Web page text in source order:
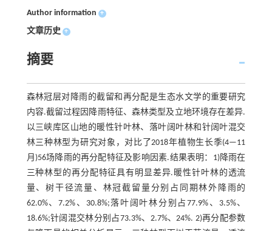
Author information +
文章历史 +
摘要
森林冠层对降雨的截留和再分配是生态水文学的重要研究
内容.截留过程因降雨特征、森林类型及立地环境存在差异.
以三峡库区山地的暖性针叶林、落叶阔叶林和针阔叶混交
林三种林型为研究对象，对比了2018年植物生长季(4—11
月)56场降雨的再分配特征及影响因素.结果表明：1)降雨在
三种林型的再分配特征具有明显差异.暖性针叶林的透流
量、树干径流量、林冠截留量分别占同期林外降雨的
62.0%、7.2%、30.8%;落叶阔叶林分别占77.9%、3.5%、
18.6%;针阔混交林分别占73.3%、2.7%、24%. 2)再分配参数